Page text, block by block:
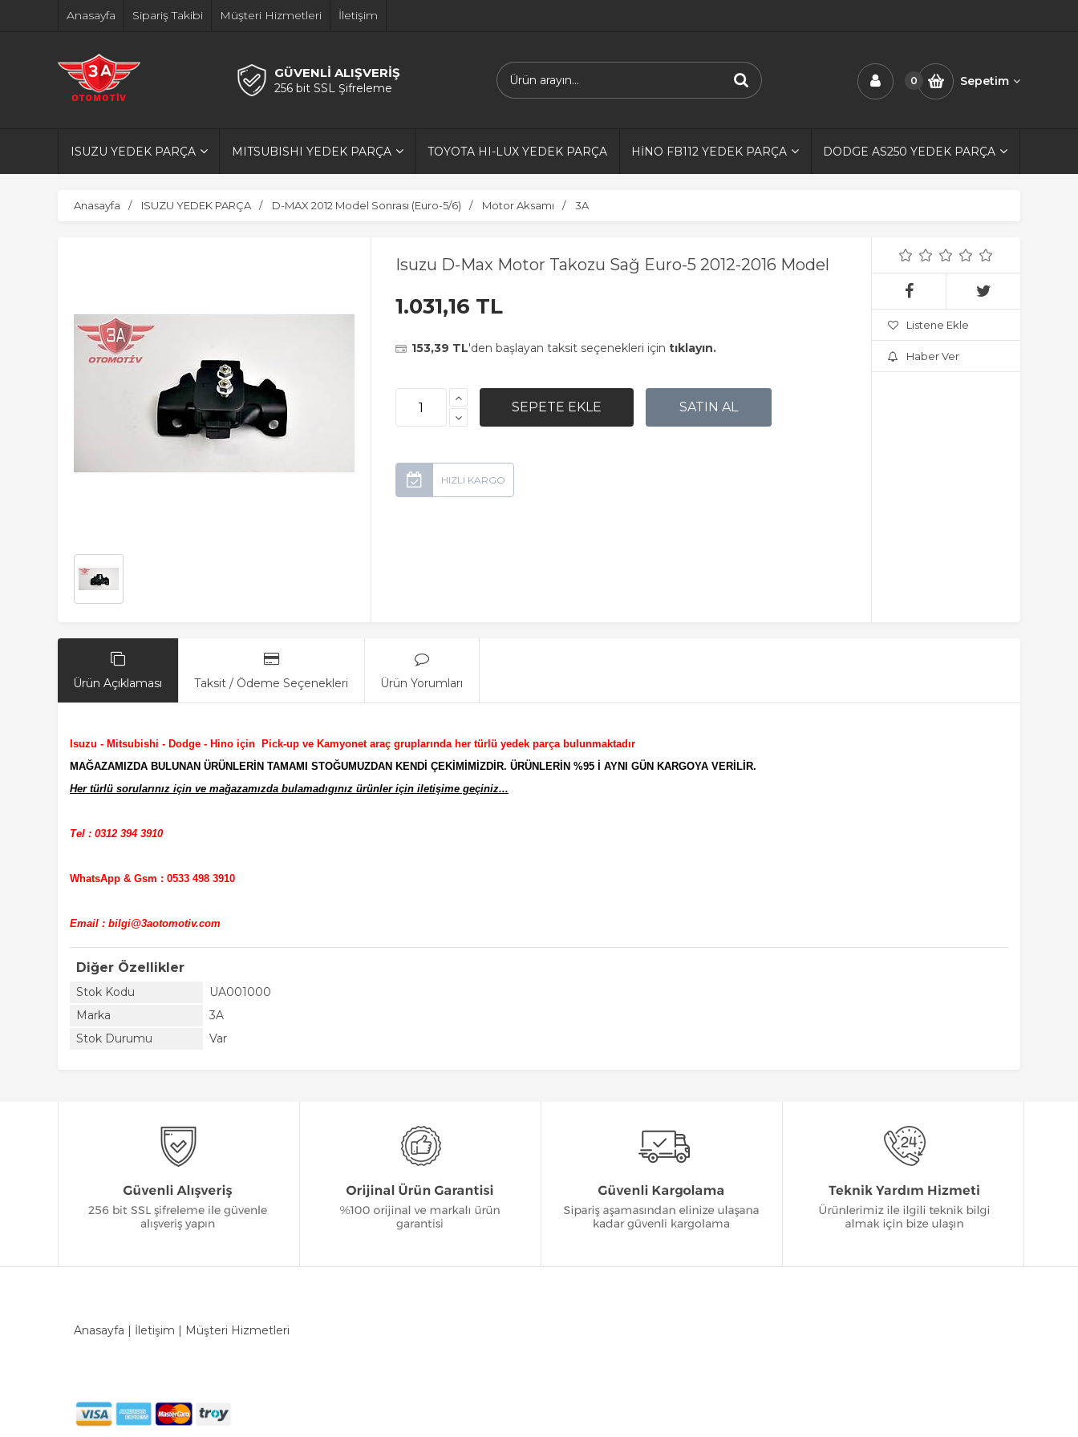
Anasayfa Sipariş Takibi Müşteri Hizmetleri İletişim
GÜVENLİ ALIŞVERİŞ
256 bit SSL Şifreleme
0 Sepetim
ISUZU YEDEK PARÇA MITSUBISHI YEDEK PARÇA TOYOTA HI-LUX YEDEK PARÇA HİNO FB112 YEDEK PARÇA DODGE AS250 YEDEK PARÇA
Anasayfa ISUZU YEDEK PARÇA D-MAX 2012 Model Sonrası (Euro-5/6) Motor Aksamı 3A
Isuzu D-Max Motor Takozu Sağ Euro-5 2012-2016 Model
1.031,16 TL
153,39 TL'den başlayan taksit seçenekleri için tıklayın.
Listene Ekle
Haber Ver
Ürün Açıklaması Taksit / Ödeme Seçenekleri Ürün Yorumları
Isuzu - Mitsubishi - Dodge - Hino için Pick-up ve Kamyonet araç gruplarında her türlü yedek parça bulunmaktadır
MAĞAZAMIZDA BULUNAN ÜRÜNLERİN TAMAMI STOĞUMUZDAN KENDİ ÇEKİMİMİZDİR. ÜRÜNLERİN %95 İ AYNI GÜN KARGOYA VERİLİR.
Her türlü sorularınız için ve mağazamızda bulamadıgınız ürünler için iletişime geçiniz...
Tel : 0312 394 3910
WhatsApp & Gsm : 0533 498 3910
Email : bilgi@3aotomotiv.com
Diğer Özellikler
Stok Kodu
UA001000
Marka
3A
Stok Durumu
Var
Anasayfa | İletişim | Müşteri Hizmetleri